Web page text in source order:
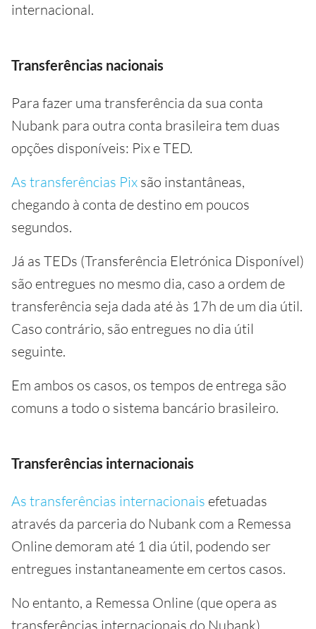
internacional.
Transferências nacionais
Para fazer uma transferência da sua conta
Nubank para outra conta brasileira tem duas
opções disponíveis: Pix e TED.
As transferências Pix são instantâneas,
chegando à conta de destino em poucos
segundos.
Já as TEDs (Transferência Eletrónica Disponível)
são entregues no mesmo dia, caso a ordem de
transferência seja dada até às 17h de um dia útil.
Caso contrário, são entregues no dia útil
seguinte.
Em ambos os casos, os tempos de entrega são
comuns a todo o sistema bancário brasileiro.
Transferências internacionais
As transferências internacionais efetuadas
através da parceria do Nubank com a Remessa
Online demoram até 1 dia útil, podendo ser
entregues instantaneamente em certos casos.
No entanto, a Remessa Online (que opera as
transferências internacionais do Nubank)